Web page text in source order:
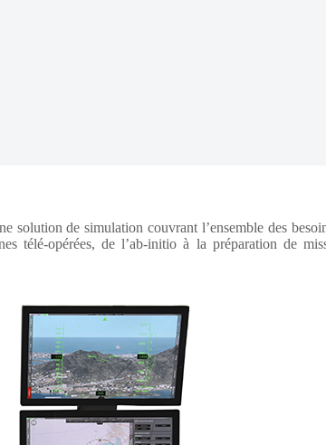
de simulation couvrant l’ensemble des
télé-opérées, de l’ab-initio à la préparation de